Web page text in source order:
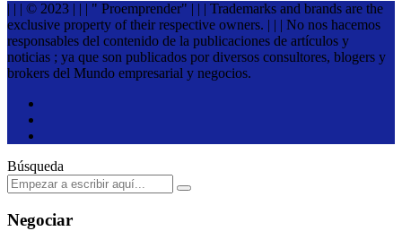
| | | © 2023 | | | " Proemprender" | | | Trademarks and brands are the
exclusive property of their respective owners. | | | No nos hacemos
responsables del contenido de la publicaciones de artículos y
noticias ; ya que son publicados por diversos consultores, blogers y
brokers del Mundo empresarial y negocios.
Búsqueda
Negociar